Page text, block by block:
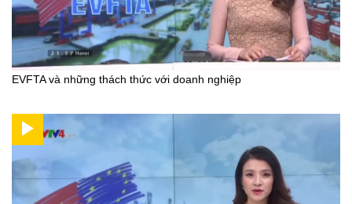
EVFTA và những thách thức với doanh nghiệp